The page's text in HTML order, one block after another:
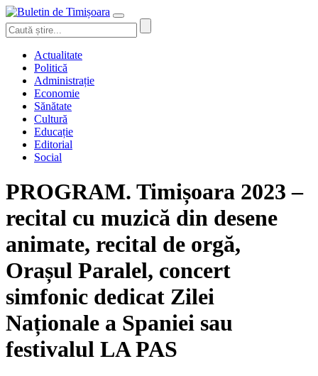
Actualitate
Politică
Administrație
Economie
Sănătate
Cultură
Educație
Editorial
Social
PROGRAM. Timișoara 2023 –
recital cu muzică din desene
animate, recital de orgă,
Orașul Paralel, concert
simfonic dedicat Zilei
Naționale a Spaniei sau
festivalul LA PAS